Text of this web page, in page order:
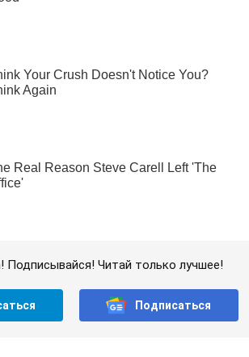
Подписывайся! Читай только лучшее!
Подписаться